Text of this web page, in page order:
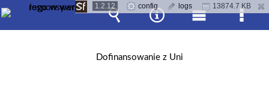
Wyszukiwarka
Narzędzia
Menu
1.2.12 config logs 13874.7 KB